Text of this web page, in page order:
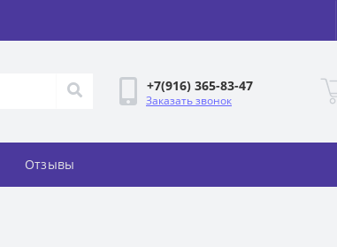
+7(916) 365-83-47
Заказать звонок
Отзывы